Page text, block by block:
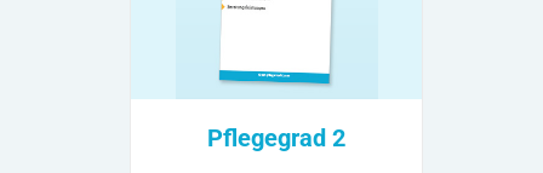
Pflegegrad 2